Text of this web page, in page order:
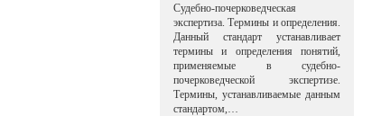
Судебно-почерковедческая
экспертиза. Термины и определения.
Данный стандарт устанавливает
термины и определения понятий,
применяемые в судебно-
почерковедческой экспертизе.
Термины, устанавливаемые данным
стандартом,…